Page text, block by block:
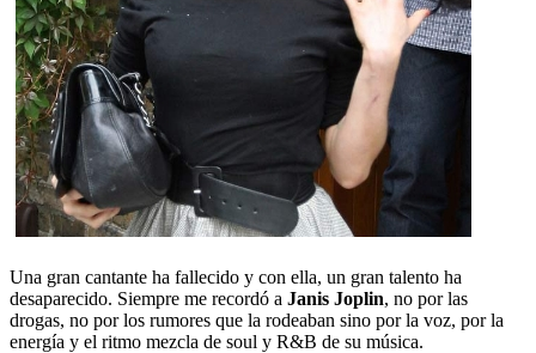
Una gran cantante ha fallecido y con ella, un gran talento ha
desaparecido. Siempre me recordó a Janis Joplin, no por las
drogas, no por los rumores que la rodeaban sino por la voz, por la
energía y el ritmo mezcla de soul y R&B de su música.